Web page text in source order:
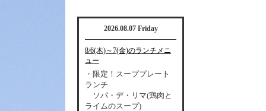
2026.08.07 Friday
8/6(木)～7(金)のランチメニ
ュー
・限定！スーププレート
ランチ
ソパ・デ・リマ(鶏肉と
ライムのスープ)